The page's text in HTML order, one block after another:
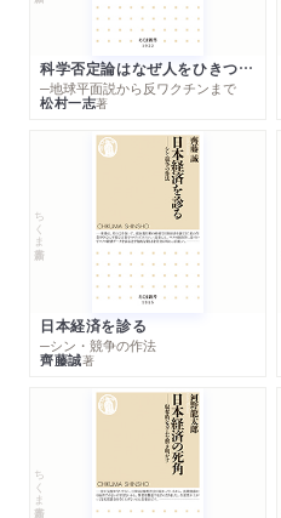
科学否定論はなぜ人をひきつけるのか
─地球平面説から反ワクチンまで
松村一志著
ちくま新書
日本経済を診る
─シン・競争の作法
齊藤誠著
ちくま新書